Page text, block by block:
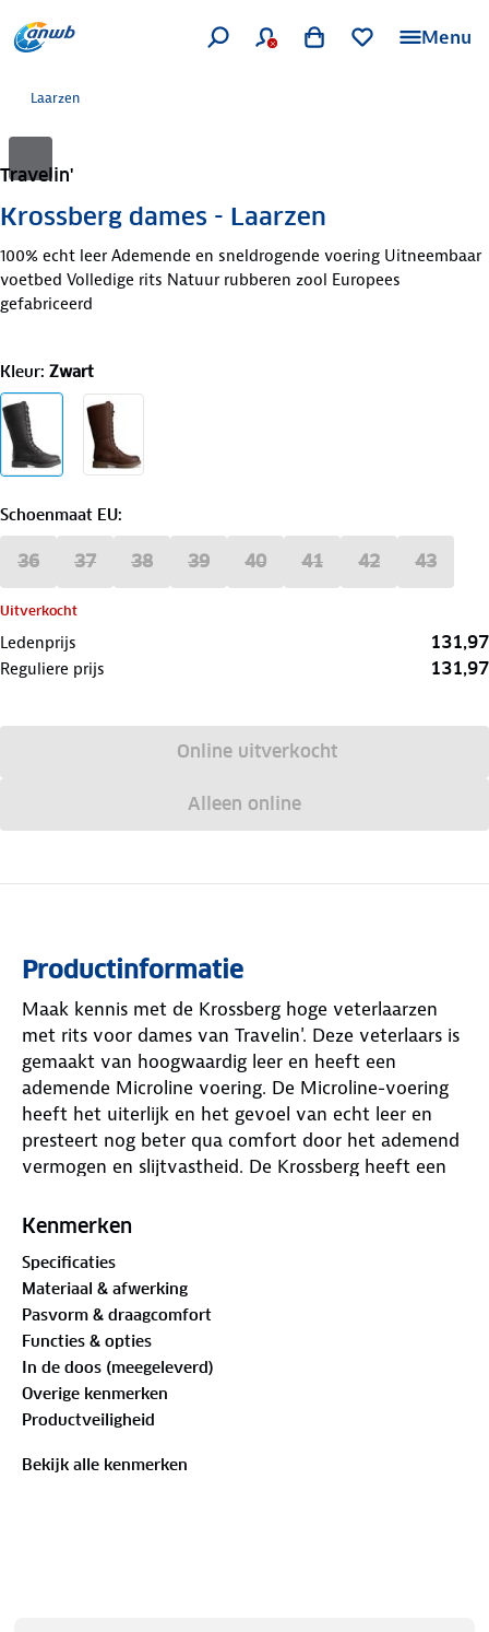
Menu
Laarzen
Travelin'
Krossberg dames - Laarzen
100% echt leer Ademende en sneldrogende voering Uitneembaar
voetbed Volledige rits Natuur rubberen zool Europees
gefabriceerd
Kleur: Zwart
Schoenmaat EU:
36 37 38 39 40 41 42 43
Uitverkocht
Ledenprijs 131,97
Reguliere prijs 131,97
Online uitverkocht
Alleen online
Productinformatie
Maak kennis met de Krossberg hoge veterlaarzen
met rits voor dames van Travelin'. Deze veterlaars is
gemaakt van hoogwaardig leer en heeft een
ademende Microline voering. De Microline-voering
heeft het uiterlijk en het gevoel van echt leer en
presteert nog beter qua comfort door het ademend
vermogen en slijtvastheid. De Krossberg heeft een
optimale combinatie van functionaliteit en comfort.
Kenmerken
Specificaties
Materiaal & afwerking
Pasvorm & draagcomfort
Functies & opties
In de doos (meegeleverd)
Overige kenmerken
Productveiligheid
Bekijk alle kenmerken